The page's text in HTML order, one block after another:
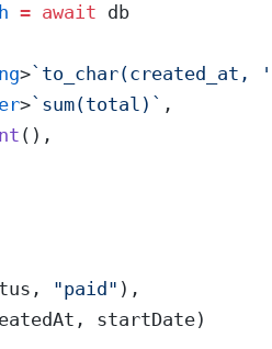
= await db
>`to_char(created_at,
>`sum(total)` ,
(),
"paid" ),
startDate)